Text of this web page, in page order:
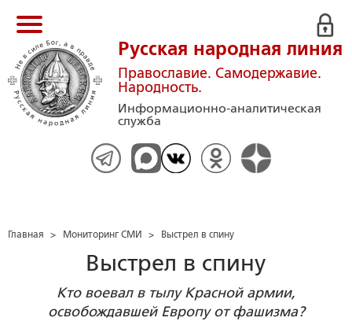
Русская народная линия
Православие. Самодержавие.
Народность.
Информационно-аналитическая
служба
Главная > Мониторинг СМИ > Выстрел в спину
Выстрел в спину
Кто воевал в тылу Красной армии,
освобождавшей Европу от фашизма?